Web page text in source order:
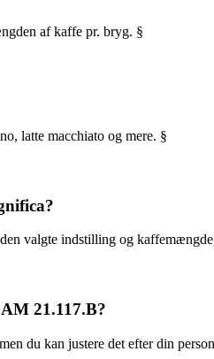
af kaffe pr. bryg. §
latte macchiato og mere. §
valgte indstilling og
21.117.B?
du kan justere det efter din